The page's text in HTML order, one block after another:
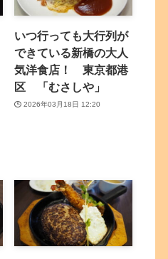
いつ行っても大行列が
できている新橋の大人
気洋食店！ 東京都港
区 「むさしや」
2026年03月18日 12:20